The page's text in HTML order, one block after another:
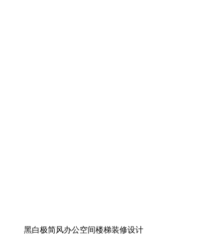
黑白极简风办公空间楼梯装修设计